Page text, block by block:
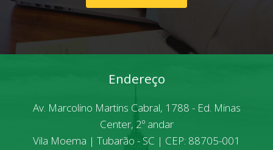
Endereço
Av. Marcolino Martins Cabral, 1788 - Ed. Minas
Center, 2º andar
Vila Moema | Tubarão - SC | CEP: 88705-001